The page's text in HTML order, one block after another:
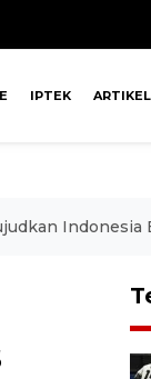
IPTEK ARTIKEL
Indonesia